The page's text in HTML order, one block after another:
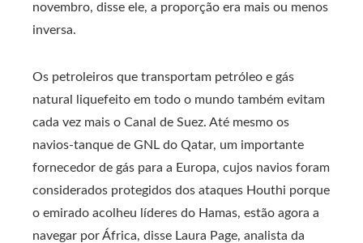
novembro, disse ele, a proporção era mais ou menos
inversa.
Os petroleiros que transportam petróleo e gás
natural liquefeito em todo o mundo também evitam
cada vez mais o Canal de Suez. Até mesmo os
navios-tanque de GNL do Qatar, um importante
fornecedor de gás para a Europa, cujos navios foram
considerados protegidos dos ataques Houthi porque
o emirado acolheu líderes do Hamas, estão agora a
navegar por África, disse Laura Page, analista da